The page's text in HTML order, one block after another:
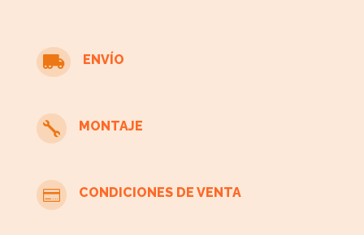
cantidad
 ENVÍO
 MONTAJE
 CONDICIONES DE VENTA